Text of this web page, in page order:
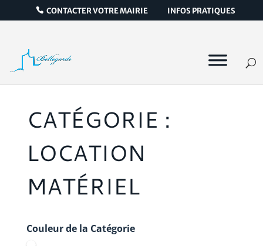
CONTACTER VOTRE MAIRIE INFOS PRATIQUES
CATÉGORIE :
LOCATION
MATÉRIEL
Couleur de la Catégorie